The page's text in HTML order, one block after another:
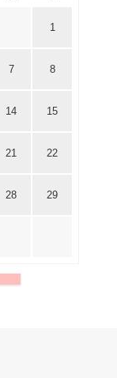
1
7 8
14 15
21 22
28 29